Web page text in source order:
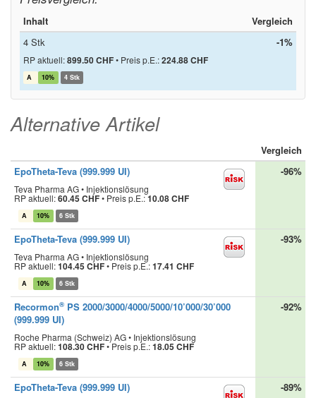
Inhalt
Vergleich
4 Stk
RP aktuell:899.50 CHF• Preis p.E.:224.88 CHF
A 10% 4 Stk
-1%
Alternative Artikel
Vergleich
EpoTheta-Teva (999.999 UI)
Teva Pharma AG • Injektionslösung
RP aktuell:60.45 CHF• Preis p.E.:10.08 CHF
A 10% 6 Stk
-96%
EpoTheta-Teva (999.999 UI)
Teva Pharma AG • Injektionslösung
RP aktuell:104.45 CHF• Preis p.E.:17.41 CHF
A 10% 6 Stk
-93%
Recormon® PS 2000/3000/4000/5000/10’000/30’000
(999.999 UI)
Roche Pharma (Schweiz) AG • Injektionslösung
RP aktuell:108.30 CHF•Preis p.E.:18.05 CHF
A 10% 6 Stk
-92%
EpoTheta-Teva (999.999 UI) -89%